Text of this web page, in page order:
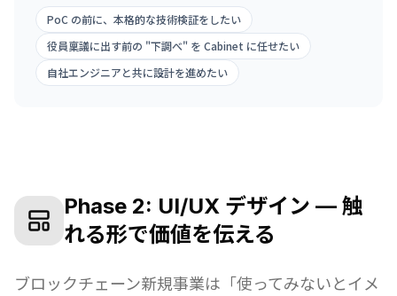
PoC の前に、本格的な技術検証をしたい
役員稟議に出す前の "下調べ" を Cabinet に任せたい
自社エンジニアと共に設計を進めたい
Phase 2: UI/UX デザイン — 触
れる形で価値を伝える
ブロックチェーン新規事業は「使ってみないとイメ